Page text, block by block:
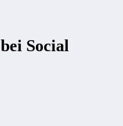
Social